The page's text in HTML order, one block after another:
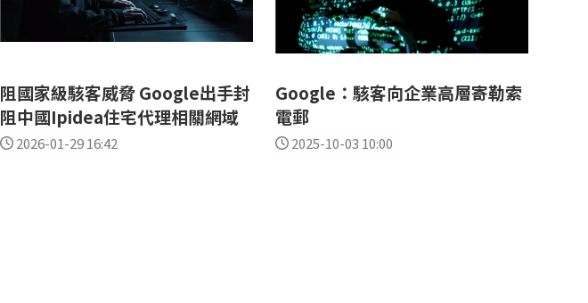
阻國家級駭客威脅 Google出手封
阻中國Ipidea住宅代理相關網域
2026-01-29 16:42
Google：駭客向企業高層寄勒索
電郵
2025-10-03 10:00